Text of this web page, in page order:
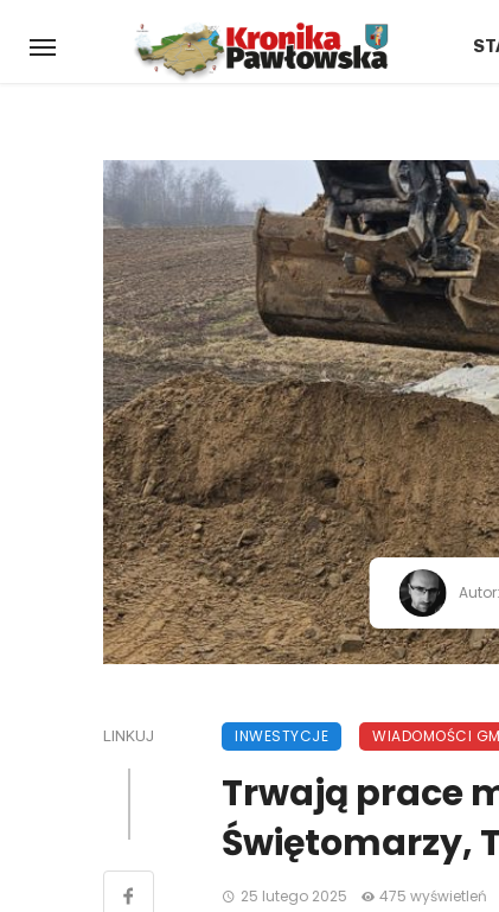
Autor:
LINKUJ INWESTYCJE WIADOMOŚCI
Trwają prace
Świętomarzy,
25 lutego 2025 475 wyświetleń